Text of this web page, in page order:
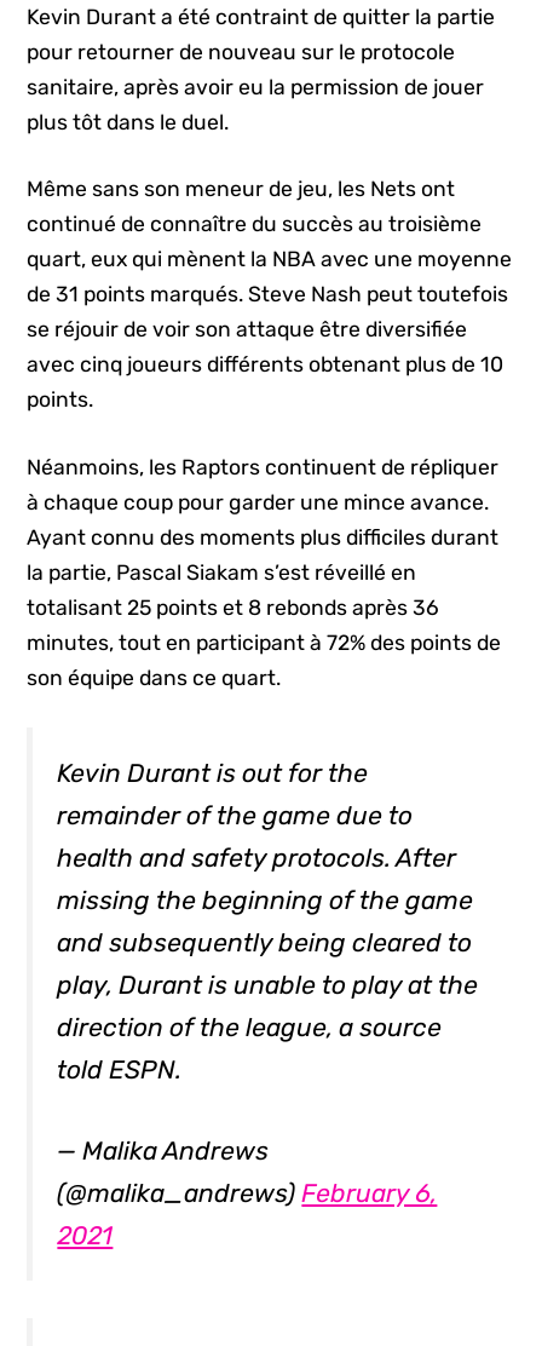
Kevin Durant a été contraint de quitter la partie
pour retourner de nouveau sur le protocole
sanitaire, après avoir eu la permission de jouer
plus tôt dans le duel.
Même sans son meneur de jeu, les Nets ont
continué de connaître du succès au troisième
quart, eux qui mènent la NBA avec une moyenne
de 31 points marqués. Steve Nash peut toutefois
se réjouir de voir son attaque être diversifiée
avec cinq joueurs différents obtenant plus de 10
points.
Néanmoins, les Raptors continuent de répliquer
à chaque coup pour garder une mince avance.
Ayant connu des moments plus difficiles durant
la partie, Pascal Siakam s’est réveillé en
totalisant 25 points et 8 rebonds après 36
minutes, tout en participant à 72% des points de
son équipe dans ce quart.
Kevin Durant is out for the
remainder of the game due to
health and safety protocols. After
missing the beginning of the game
and subsequently being cleared to
play, Durant is unable to play at the
direction of the league, a source
told ESPN.
— Malika Andrews
(@malika_andrews)February 6,
2021